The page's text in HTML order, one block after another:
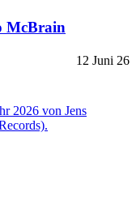
McBrain
12 Juni 26